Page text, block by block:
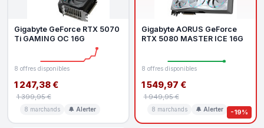
Gigabyte GeForce RTX 5070
Ti GAMING OC 16G
8 offres disponibles
1 247,38 €
1 399,95 €
8 marchands 🔔 Alerter -19%
Gigabyte AORUS GeForce
RTX 5080 MASTER ICE 16G
8 offres disponibles
1 549,97 €
1 949,95 €
8 marchands 🔔 Alerter